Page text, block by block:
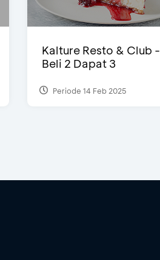
Kalture Resto & Club -
Beli 2 Dapat 3
Periode 14 Feb 2025